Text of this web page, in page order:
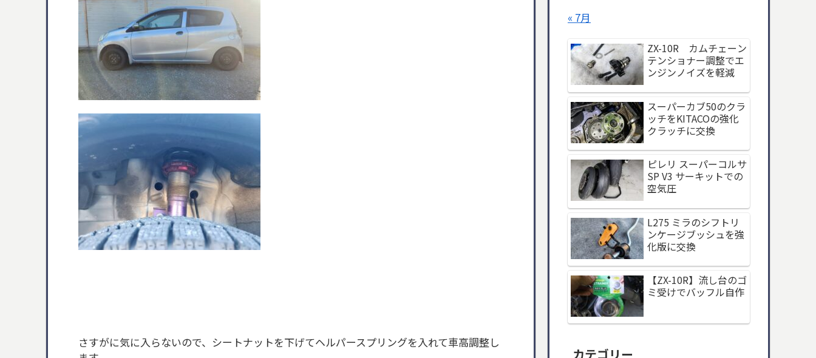
さすがに気に入らないので、シートナットを下げてヘルパースプリングを入れて車高調整し
« 7月
ZX-10R カムチェーン
テンショナー調整でエ
ンジンノイズを軽減
スーパーカブ50のクラ
ッチをKITACOの強化
クラッチに交換
ピレリ スーパーコルサ
SP V3 サーキットでの
空気圧
L275 ミラのシフトリ
ンケージブッシュを強
化版に交換
【ZX-10R】流し台のゴ
ミ受けでバッフル自作
カテゴリー